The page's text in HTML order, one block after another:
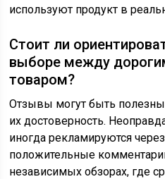
используют продукт в
Стоит ли
выборе между
товаром?
Отзывы могут быть
их достоверность.
иногда рекламируются
положительные
независимых обзорах, где